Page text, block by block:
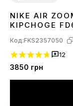
4041 4243 4445
NIKE AIR
KIPCHOGE
Код:FKS2357050
12
3850 грн